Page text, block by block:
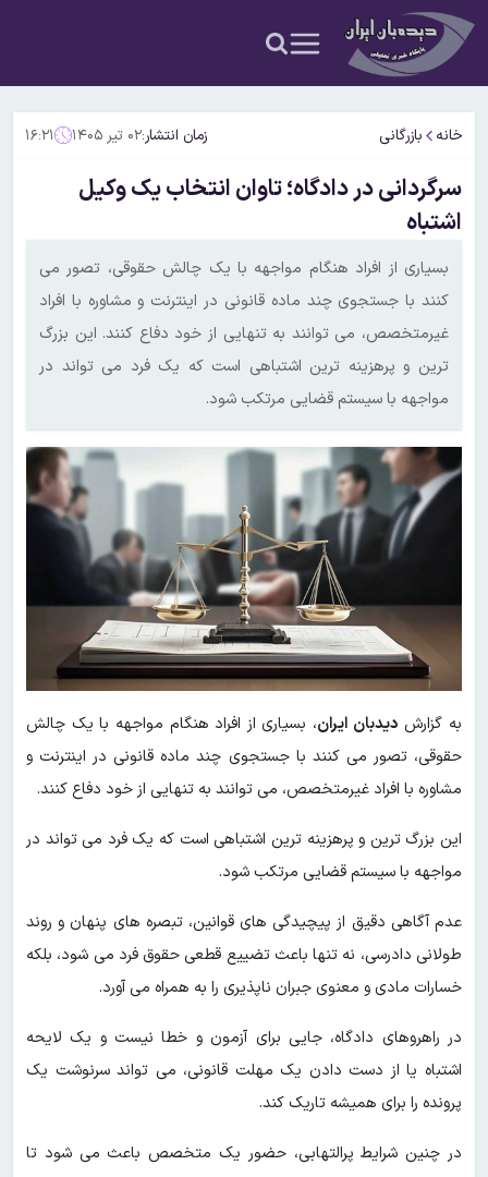
خانه بازرگانی زمان انتشار:۰۲ تیر ۱۴۰۵ ۱۶:۲۱
سرگردانی در دادگاه؛ تاوان انتخاب یک وکیل
اشتباه
بسیاری از افراد هنگام مواجهه با یک چالش حقوقی، تصور می
کنند با جستجوی چند ماده قانونی در اینترنت و مشاوره با افراد
غیرمتخصص، می توانند به تنهایی از خود دفاع کنند. این بزرگ
ترین و پرهزینه ترین اشتباهی است که یک فرد می تواند در
مواجهه با سیستم قضایی مرتکب شود.
به گزارش دیدبان ایران، بسیاری از افراد هنگام مواجهه با یک چالش
حقوقی، تصور می کنند با جستجوی چند ماده قانونی در اینترنت و
مشاوره با افراد غیرمتخصص، می توانند به تنهایی از خود دفاع کنند.
این بزرگ ترین و پرهزینه ترین اشتباهی است که یک فرد می تواند در
مواجهه با سیستم قضایی مرتکب شود.
عدم آگاهی دقیق از پیچیدگی های قوانین، تبصره های پنهان و روند
طولانی دادرسی، نه تنها باعث تضییع قطعی حقوق فرد می شود، بلکه
خسارات مادی و معنوی جبران ناپذیری را به همراه می آورد.
در راهروهای دادگاه، جایی برای آزمون و خطا نیست و یک لایحه
اشتباه یا از دست دادن یک مهلت قانونی، می تواند سرنوشت یک
پرونده را برای همیشه تاریک کند.
در چنین شرایط پرالتهابی، حضور یک متخصص باعث می شود تا